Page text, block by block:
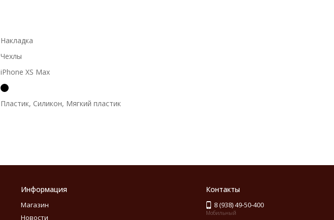
Накладка
Чехлы
iPhone XS Max
Пластик, Силикон, Мягкий пластик
Информация
Магазин
Новости
Контакты
8 (938) 49-50-400
Мобильный